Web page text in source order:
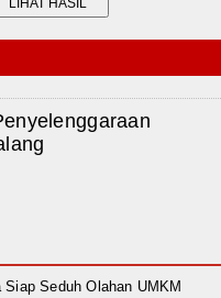
Seduh Olahan UMKM